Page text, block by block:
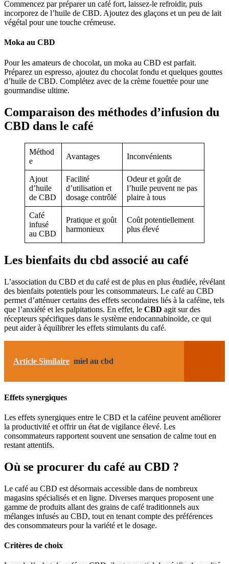
Commencez par préparer un café fort, laissez-le refroidir, puis
incorporez de l’huile de CBD. Ajoutez des glaçons et un peu de lait
végétal pour une touche crémeuse.
Moka au CBD
Pour les amateurs de chocolat, un moka au CBD est parfait.
Préparez un espresso, ajoutez du chocolat fondu et quelques gouttes
d’huile de CBD. Complétez avec de la crème fouettée pour une
gourmandise ultime.
Comparaison des méthodes d’infusion du
CBD dans le café
Méthod
e
Avantages Inconvénients
Ajout
d’huile
de CBD
Facilité
d’utilisation et
dosage contrôlé
Odeur et goût de
l’huile peuvent ne pas
plaire à tous
Café
infusé
au CBD
Pratique et goût
harmonieux
Coût potentiellement
plus élevé
Les bienfaits du cbd associé au café
L’association du CBD et du café est de plus en plus étudiée, révélant
des bienfaits potentiels pour les consommateurs. Le café au CBD
permet d’atténuer certains des effets secondaires liés à la caféine, tels
que l’anxiété et les palpitations. En effet, le CBD agit sur des
récepteurs spécifiques dans le système endocannabinoïde, ce qui
peut aider à équilibrer les effets stimulants du café.
Article Similaire miel au cbd
Effets synergiques
Les effets synergiques entre le CBD et la caféine peuvent améliorer
la productivité et offrir un état de vigilance élevé. Les
consommateurs rapportent souvent une sensation de calme tout en
restant attentifs.
Où se procurer du café au CBD ?
Le café au CBD est désormais accessible dans de nombreux
magasins spécialisés et en ligne. Diverses marques proposent une
gamme de produits allant des grains de café traditionnels aux
mélanges infusés au CBD, tout en tenant compte des préférences
des consommateurs pour la variété et le dosage.
Critères de choix